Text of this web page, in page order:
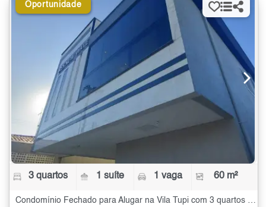
Oportunidade
3 quartos 1 suíte 1 vaga 60 m²
Condomínio Fechado para Alugar na Vila Tupi com 3 quartos - 60 m²